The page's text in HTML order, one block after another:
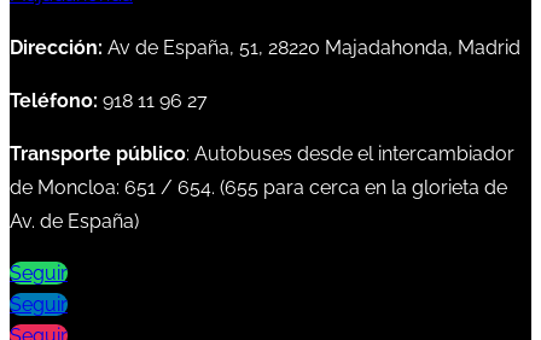
Dirección: Av de España, 51, 28220 Majadahonda, Madrid
Teléfono: 918 11 96 27
Transporte público: Autobuses desde el intercambiador
de Moncloa: 651 / 654. (655 para cerca en la glorieta de
Av. de España)
Seguir
Seguir
Seguir